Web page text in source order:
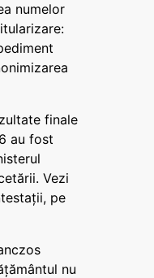
numelor
finale
au fost
Vezi
pe
nu